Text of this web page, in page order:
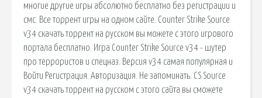
многие другие игры абсолютно бесплатно без регистрации и
смс. Все торрент игры на одном сайте. Counter Strike Source
v34 скачать торрент на русском вы можете с этого игрового
портала бесплатно. Игра Counter Strike Source v34 - шутер
про террористов и спецназ. Версия v34 самая популярная и
Войти Регистрация. Авторизация. Не запоминать. CS Source
v34 скачать торрент на русском с этого сайта вы сможете